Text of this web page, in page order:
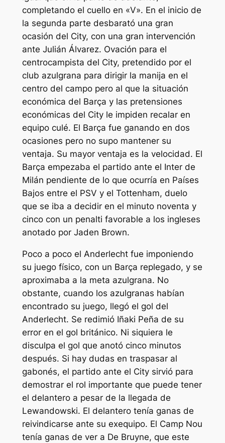
completando el cuello en «V». En el inicio de
la segunda parte desbarató una gran
ocasión del City, con una gran intervención
ante Julián Álvarez. Ovación para el
centrocampista del City, pretendido por el
club azulgrana para dirigir la manija en el
centro del campo pero al que la situación
económica del Barça y las pretensiones
económicas del City le impiden recalar en
equipo culé. El Barça fue ganando en dos
ocasiones pero no supo mantener su
ventaja. Su mayor ventaja es la velocidad. El
Barça empezaba el partido ante el Inter de
Milán pendiente de lo que ocurría en Países
Bajos entre el PSV y el Tottenham, duelo
que se iba a decidir en el minuto noventa y
cinco con un penalti favorable a los ingleses
anotado por Jaden Brown.
Poco a poco el Anderlecht fue imponiendo
su juego físico, con un Barça replegado, y se
aproximaba a la meta azulgrana. No
obstante, cuando los azulgranas habían
encontrado su juego, llegó el gol del
Anderlecht. Se redimió Iñaki Peña de su
error en el gol británico. Ni siquiera le
disculpa el gol que anotó cinco minutos
después. Si hay dudas en traspasar al
gabonés, el partido ante el City sirvió para
demostrar el rol importante que puede tener
el delantero a pesar de la llegada de
Lewandowski. El delantero tenía ganas de
reivindicarse ante su exequipo. El Camp Nou
tenía ganas de ver a De Bruyne, que este